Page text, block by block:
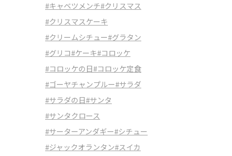
#キャベツメンチ#クリスマス
#クリスマスケーキ
#クリームシチュー#グラタン
#グリコ#ケーキ#コロッケ
#コロッケの日#コロッケ定食
#ゴーヤチャンプルー#サラダ
#サラダの日#サンタ
#サンタクロース
#サーターアンダギー#シチュー
#ジャックオランタン#スイカ